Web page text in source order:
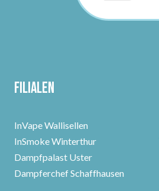
Filialen
InVape Wallisellen
InSmoke Winterthur
Dampfpalast Uster
Dampferchef Schaffhausen